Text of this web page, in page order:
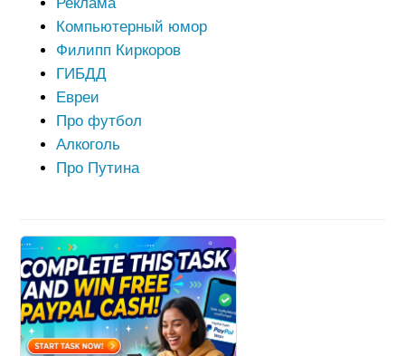
Реклама
Компьютерный юмор
Филипп Киркоров
ГИБДД
Евреи
Про футбол
Алкоголь
Про Путина